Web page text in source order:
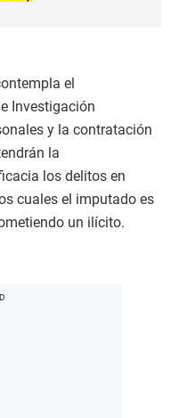
el
Investigación
y la contratación
la
los delitos en
cuales el imputado es
un ilícito.